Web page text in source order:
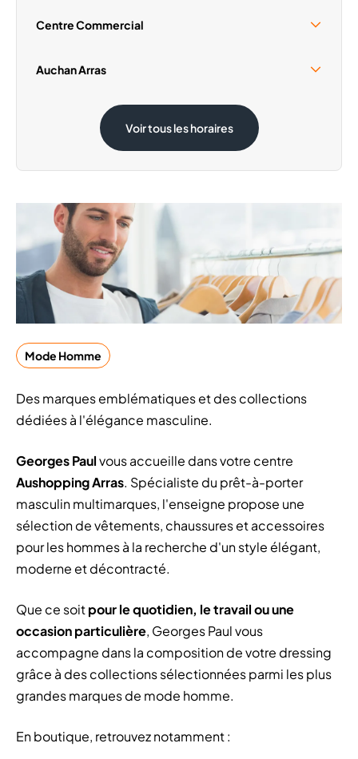
Centre Commercial
Samedi 15 Août
Auchan Arras
Samedi 15 Août 08:30 - 19:00
Voir tous les horaires
Mode Homme
Des marques emblématiques et des collections
dédiées à l'élégance masculine.
Georges Paulvous accueille dans votre centre
Aushopping Arras. Spécialiste du prêt-à-porter
masculin multimarques, l'enseigne propose une
sélection de vêtements, chaussures et accessoires
pour les hommes à la recherche d'un style élégant,
moderne et décontracté.
Que ce soitpour le quotidien, le travail ou une
occasion particulière, Georges Paul vous
accompagne dans la composition de votre dressing
grâce à des collections sélectionnées parmi les plus
grandes marques de mode homme.
En boutique, retrouvez notamment :